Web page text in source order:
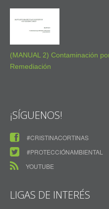
(MANUAL 2) Contaminación
Remediación
¡SÍGUENOS!
#CRISTINACORTINAS
#PROTECCIÓNAMBIENTAL
YOUTUBE
LIGAS DE INTERÉS